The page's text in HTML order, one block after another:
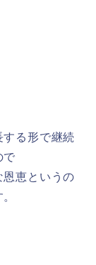
する形で継続
で
恵というの